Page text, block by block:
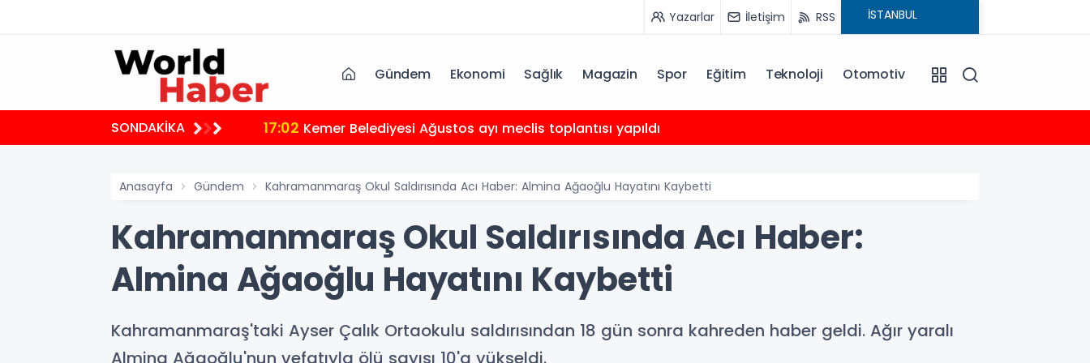
Yazarlar İletişim RSS
Gündem Ekonomi Sağlık Magazin Spor Eğitim Teknoloji Otomotiv
SONDAKİKA 17:02 Kemer Belediyesi Ağustos ayı meclis toplantısı yapıldı
Anasayfa Gündem Kahramanmaraş Okul Saldırısında Acı Haber: Almina Ağaoğlu Hayatını Kaybetti
Kahramanmaraş Okul Saldırısında Acı Haber:
Almina Ağaoğlu Hayatını Kaybetti
Kahramanmaraş'taki Ayser Çalık Ortaokulu saldırısından 18 gün sonra kahreden haber geldi. Ağır yaralı
Almina Ağaoğlu'nun vefatıyla ölü sayısı 10'a yükseldi.